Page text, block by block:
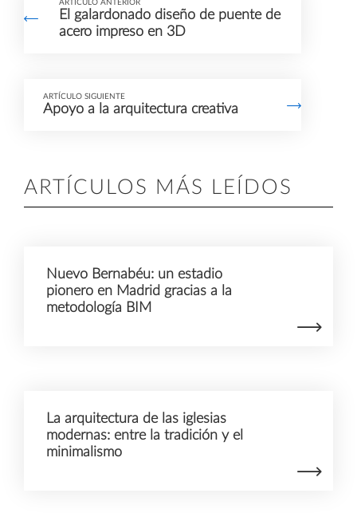
ARTÍCULO ANTERIOR
El galardonado diseño de puente de
acero impreso en 3D
ARTÍCULO SIGUIENTE
Apoyo a la arquitectura creativa
ARTÍCULOS MÁS LEÍDOS
Nuevo Bernabéu: un estadio
pionero en Madrid gracias a la
metodología BIM
La arquitectura de las iglesias
modernas: entre la tradición y el
minimalismo